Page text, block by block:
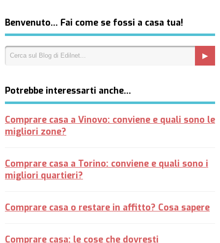
Benvenuto… Fai come se fossi a casa tua!
Potrebbe interessarti anche…
Comprare casa a Vinovo: conviene e quali sono le
migliori zone?
Comprare casa a Torino: conviene e quali sono i
migliori quartieri?
Comprare casa o restare in affitto? Cosa sapere
Comprare casa: le cose che dovresti